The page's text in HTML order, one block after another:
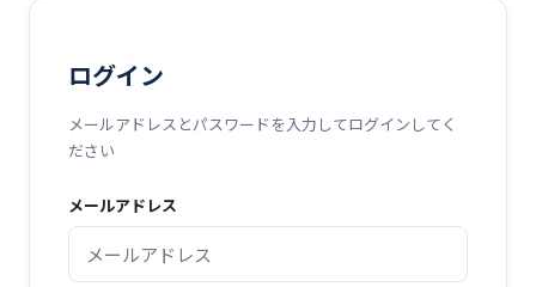
ログイン
メールアドレスとパスワードを入力してログインしてく
ださい
メールアドレス